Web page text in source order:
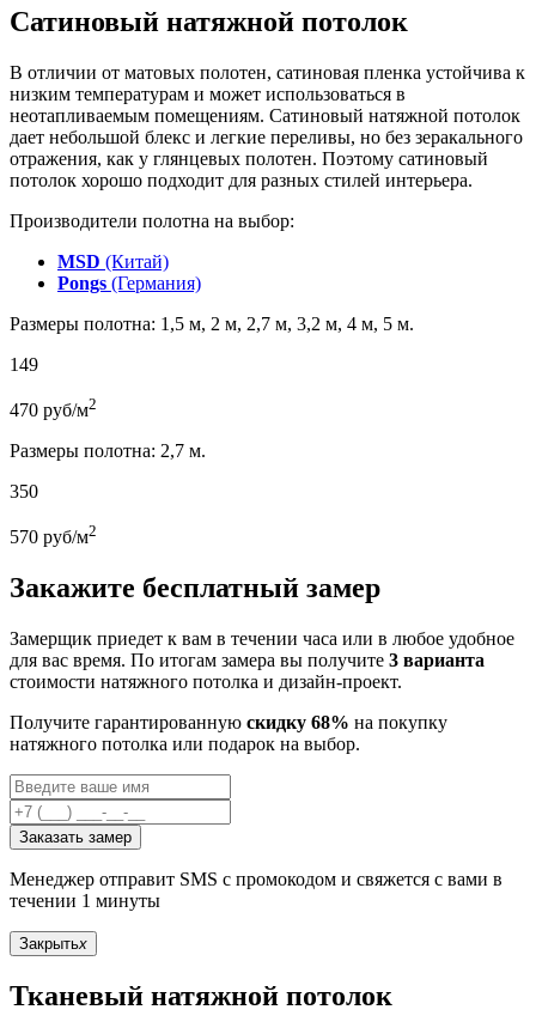
Сатиновый натяжной потолок
В отличии от матовых полотен, сатиновая пленка устойчива к
низким температурам и может использоваться в
неотапливаемым помещениям. Сатиновый натяжной потолок
дает небольшой блекс и легкие переливы, но без зеракального
отражения, как у глянцевых полотен. Поэтому сатиновый
потолок хорошо подходит для разных стилей интерьера.
Производители полотна на выбор:
MSD (Китай)
Pongs (Германия)
Размеры полотна: 1,5 м, 2 м, 2,7 м, 3,2 м, 4 м, 5 м.
149
470 руб/м2
Размеры полотна: 2,7 м.
350
570 руб/м2
Закажите бесплатный замер
Замерщик приедет к вам в течении часа или в любое удобное
для вас время. По итогам замера вы получите 3 варианта
стоимости натяжного потолка и дизайн-проект.
Получите гарантированную скидку 68% на покупку
натяжного потолка или подарок на выбор.
Заказать замер
Менеджер отправит SMS с промокодом и свяжется с вами в
течении 1 минуты
Закрытьx
Тканевый натяжной потолок